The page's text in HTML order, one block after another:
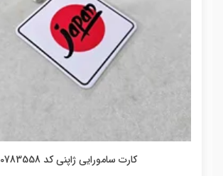
کارت سامورایی ژاپنی کد 130783558